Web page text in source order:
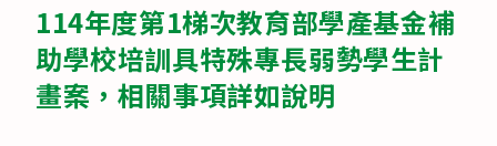
114年度第1梯次教育部學產基金補
助學校培訓具特殊專長弱勢學生計
畫案，相關事項詳如說明